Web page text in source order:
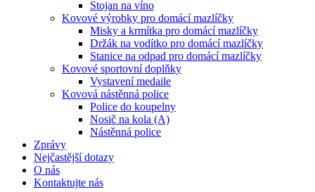
Stojan na víno
Kovové výrobky pro domácí mazlíčky
Misky a krmítka pro domácí mazlíčky
Držák na vodítko pro domácí mazlíčky
Stanice na odpad pro domácí mazlíčky
Kovové sportovní doplňky
Vystavení medaile
Kovová nástěnná police
Police do koupelny
Nosič na kola (A)
Nástěnná police
Zprávy
Nejčastější dotazy
O nás
Kontaktujte nás